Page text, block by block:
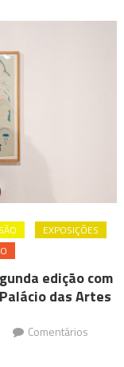
EXPOSIÇÕES
edição com
das Artes
Comentários